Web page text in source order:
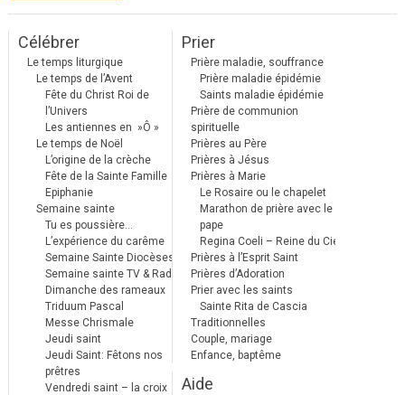
Célébrer
Le temps liturgique
Le temps de l’Avent
Fête du Christ Roi de
l’Univers
Les antiennes en »Ô »
Le temps de Noël
L’origine de la crèche
Fête de la Sainte Famille
Epiphanie
Semaine sainte
Tu es poussière…
L’expérience du carême
Semaine Sainte Diocèses
Semaine sainte TV & Radio
Dimanche des rameaux
Triduum Pascal
Messe Chrismale
Jeudi saint
Jeudi Saint: Fêtons nos
prêtres
Vendredi saint – la croix
Prier
Prière maladie, souffrance
Prière maladie épidémie
Saints maladie épidémie
Prière de communion
spirituelle
Prières au Père
Prières à Jésus
Prières à Marie
Le Rosaire ou le chapelet
Marathon de prière avec le
pape
Regina Coeli – Reine du Ciel
Prières à l’Esprit Saint
Prières d’Adoration
Prier avec les saints
Sainte Rita de Cascia
Traditionnelles
Couple, mariage
Enfance, baptême
Aide